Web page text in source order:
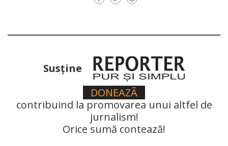
Susţine
DONEAZÃ
contribuind la promovarea unui altfel de
jurnalism!
Orice sumă contează!